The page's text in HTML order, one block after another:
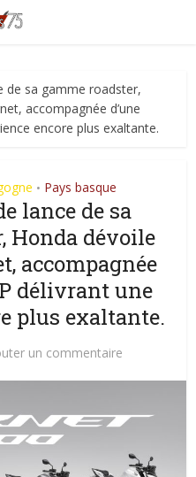
de sa gamme roadster,
accompagnée d’une
encore plus exaltante.
• Pays basque
lance de sa
Honda dévoile
accompagnée
délivrant une
plus exaltante.
un commentaire